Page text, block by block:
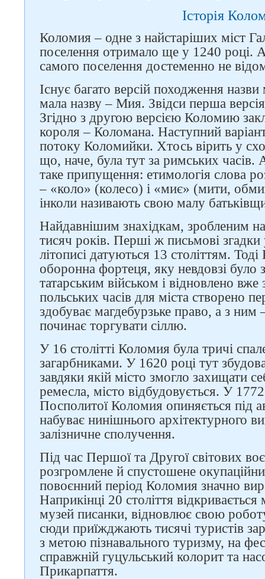
Історія
Коломия – одне з найстаріших міст
поселення отримало ще у 1240 році.
самого поселення достеменно не
Існує багато версій походження
мала назву – Мия. Звідси перша
Згідно з другою версією Коломию
короля – Коломана. Наступний
потоку Коломийки. Хтось вірить у
що, наче, була тут за римських
таке припущення: етимологія слова
– «коло» (колесо) і «миє» (мити,
інколи називають свою малу
Найдавнішим знахідкам, зробленим на
тисяч років. Перші ж письмові
літописі датуються 13 століттям.
оборонна фортеця, яку невдовзі
татарським військом і відновлено вже
польських часів для міста створено
здобуває магдебурзьке право, а з ним
починає торгувати сіллю.
У 16 столітті Коломия була тричі
загарбниками. У 1620 році тут
завдяки якій місто змогло захищати
ремесла, місто відбудовується. У 1772
Посполитої Коломия опиняється під
набуває нинішнього архітектурного
залізничне сполучення.
Під час Першої та Другої світових
розгромлене й спустошене
повоєнний період Коломия значно
Наприкінці 20 століття
музей писанки, відновлює свою
сюди приїжджають тисячі туристів
з метою пізнавального туризму, на
справжній гуцульський колорит та
Прикарпаття.